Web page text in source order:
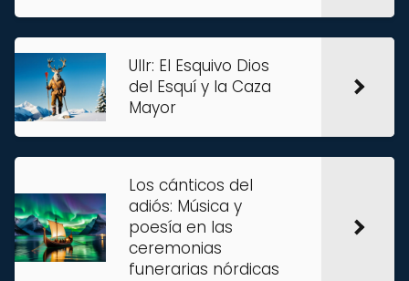
Ullr: El Esquivo Dios
del Esquí y la Caza
Mayor
Los cánticos del
adiós: Música y
poesía en las
ceremonias
funerarias nórdicas